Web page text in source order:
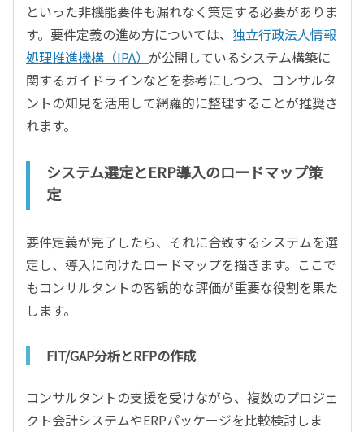
といった非機能要件も漏れなく策定する必要がありま
す。要件定義の進め方については、 独立行政法人情報
処理推進機構（IPA） が公開しているシステム構築に
関するガイドラインなどを参考にしつつ、コンサルタ
ントの知見を活用して網羅的に整理することが推奨さ
れます。
システム選定とERP導入のロードマップ策
定
要件定義が完了したら、それに合致するシステムを選
定し、導入に向けたロードマップを描きます。ここで
もコンサルタントの客観的な評価が重要な役割を果た
します。
FIT/GAP分析とRFPの作成
コンサルタントの支援を受けながら、複数のプロジェ
クト会計システムやERPパッケージを比較検討しま